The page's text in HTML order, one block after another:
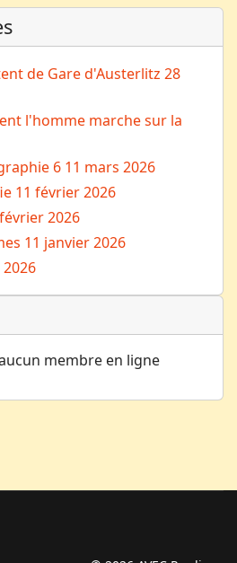
de Gare d'Austerlitz 28
l'homme marche sur la
6 11 mars 2026
11 février 2026
2026
11 janvier 2026
membre en ligne